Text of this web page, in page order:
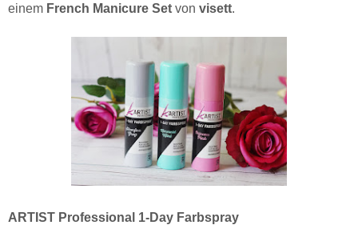
einem French Manicure Set von visett.
ARTIST Professional 1-Day Farbspray